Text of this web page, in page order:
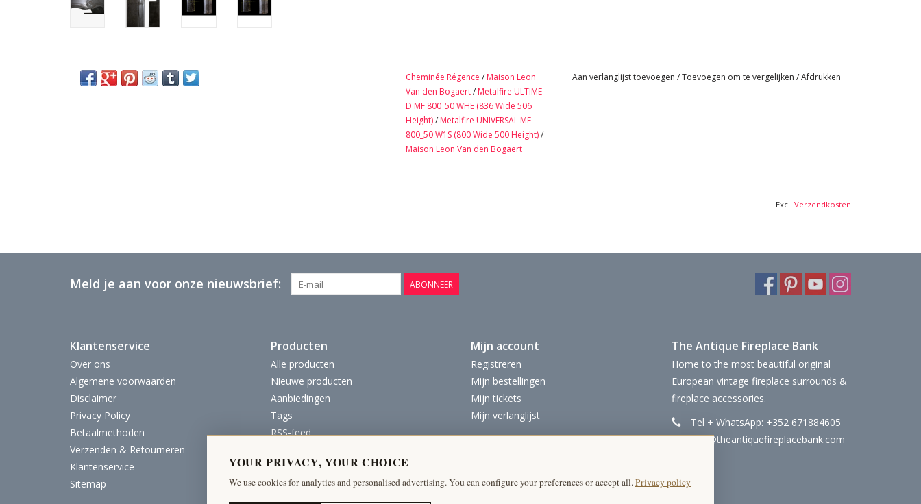
Cheminée Régence / Maison Leon
Van den Bogaert/ Metalfire ULTIME
D MF 800_50 WHE (836 Wide 506
Height)/ Metalfire UNIVERSAL MF
800_50 W1S (800 Wide 500 Height)/
Maison Leon Van den Bogaert
Aan verlanglijst toevoegen /Toevoegen om te vergelijken /Afdrukken
Excl. Verzendkosten
Meld je aan voor onze nieuwsbrief: ABONNEER
Klantenservice
Over ons
Algemene voorwaarden
Disclaimer
Privacy Policy
Betaalmethoden
Verzenden & Retourneren
Klantenservice
Sitemap
Producten
Alle producten
Nieuwe producten
Aanbiedingen
Tags
RSS-feed
Mijn account
Registreren
Mijn bestellingen
Mijn tickets
Mijn verlanglijst
The Antique Fireplace Bank
Home to the most beautiful original
European vintage fireplace surrounds &
fireplace accessories.
Tel + WhatsApp: +352 671884605
info@theantiquefireplacebank.com
YOUR PRIVACY, YOUR CHOICE
We use cookies for analytics and personalised advertising. You can configure your preferences or accept all.Privacy policy